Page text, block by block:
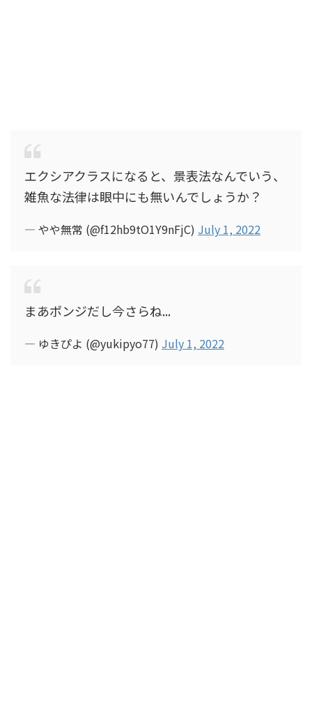
エクシアクラスになると、景表法なんでいう、
雑魚な法律は眼中にも無いんでしょうか？
— やや無常 (@f12hb9tO1Y9nFjC) July 1, 2022
まあポンジだし今さらね...
— ゆきぴよ (@yukipyo77) July 1, 2022